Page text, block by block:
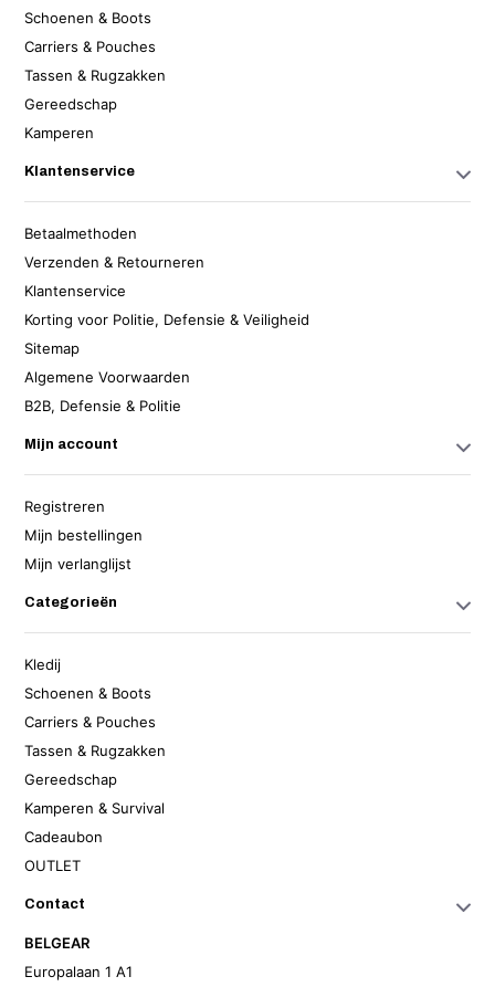
Schoenen & Boots
Carriers & Pouches
Tassen & Rugzakken
Gereedschap
Kamperen
Klantenservice
Betaalmethoden
Verzenden & Retourneren
Klantenservice
Korting voor Politie, Defensie & Veiligheid
Sitemap
Algemene Voorwaarden
B2B, Defensie & Politie
Mijn account
Registreren
Mijn bestellingen
Mijn verlanglijst
Categorieën
Kledij
Schoenen & Boots
Carriers & Pouches
Tassen & Rugzakken
Gereedschap
Kamperen & Survival
Cadeaubon
OUTLET
Contact
BELGEAR
Europalaan 1 A1